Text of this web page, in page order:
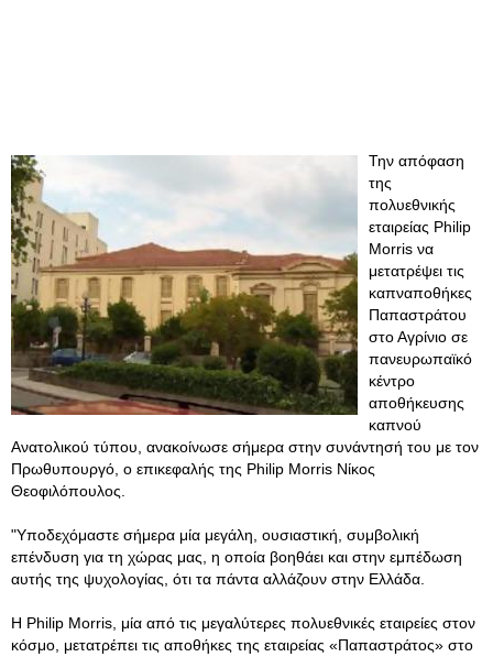
Την απόφαση
της
πολυεθνικής
εταιρείας Philip
Morris να
μετατρέψει τις
καπναποθήκες
Παπαστράτου
στο Αγρίνιο σε
πανευρωπαϊκό
κέντρο
αποθήκευσης
καπνού
Ανατολικού τύπου, ανακοίνωσε σήμερα στην συνάντησή του με τον
Πρωθυπουργό, ο επικεφαλής της Philip Morris Νίκος
Θεοφιλόπουλος.
"Υποδεχόμαστε σήμερα μία μεγάλη, ουσιαστική, συμβολική
επένδυση για τη χώρας μας, η οποία βοηθάει και στην εμπέδωση
αυτής της ψυχολογίας, ότι τα πάντα αλλάζουν στην Ελλάδα.
Η Philip Morris, μία από τις μεγαλύτερες πολυεθνικές εταιρείες στον
κόσμο, μετατρέπει τις αποθήκες της εταιρείας «Παπαστράτος» στο